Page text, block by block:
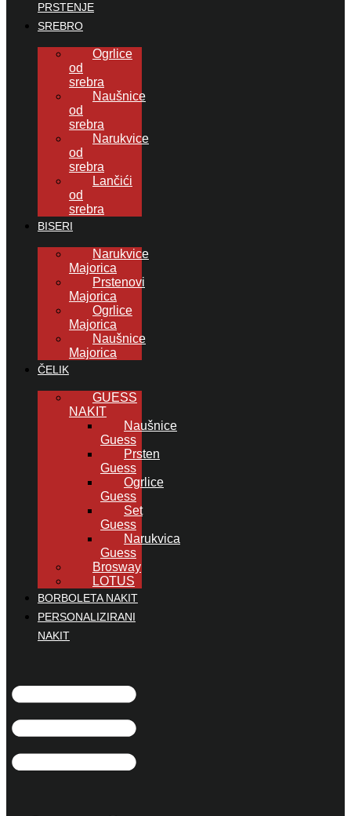
PRSTENJE
SREBRO
Ogrlice
od
srebra
Naušnice
od
srebra
Narukvice
od
srebra
Lančići
od
srebra
BISERI
Narukvice
Majorica
Prstenovi
Majorica
Ogrlice
Majorica
Naušnice
Majorica
ČELIK
GUESS
NAKIT
Naušnice
Guess
Prsten
Guess
Ogrlice
Guess
Set
Guess
Narukvica
Guess
Brosway
LOTUS
BORBOLETA NAKIT
PERSONALIZIRANI
NAKIT